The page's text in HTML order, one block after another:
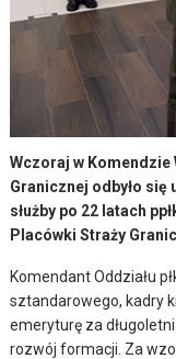
Wczoraj w
Granicznej odbyło
służby po 22 latach
Placówki Straży
Komendant Oddziału
sztandarowego, kadry
emeryturę za
rozwój formacji. Za